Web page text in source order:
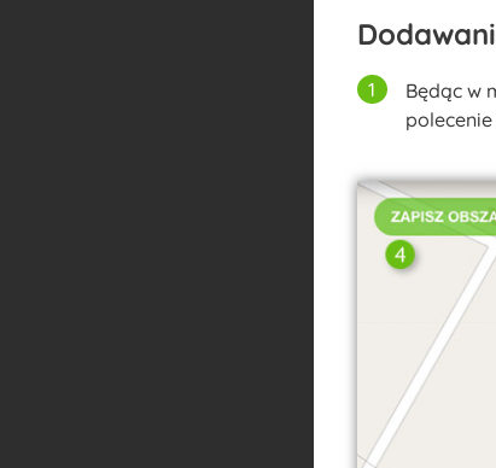
Będąc w
polecenie